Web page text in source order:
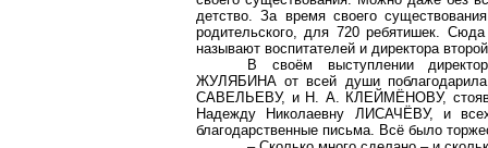
детство.За время своего
родительского, для 720 ребятишек. Сюда
называют воспитателей и директора
В своём выступлении
ЖУЛЯБИНА от всей души поблагодарила
САВЕЛЬЕВУ, и Н. А. КЛЕЙМЁНОВУ,
Надежду Николаевну ЛИСАЧЁВУ, и
благодарственные письма. Всё было